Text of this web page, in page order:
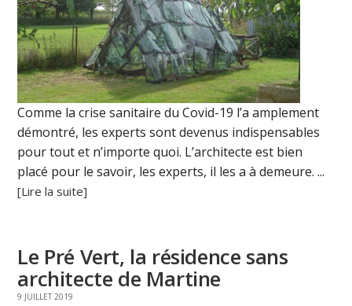
Comme la crise sanitaire du Covid-19 l’a amplement
démontré, les experts sont devenus indispensables
pour tout et n’importe quoi. L’architecte est bien
placé pour le savoir, les experts, il les a à demeure. ...
[Lire la suite]
Le Pré Vert, la résidence sans
architecte de Martine
9 JUILLET 2019